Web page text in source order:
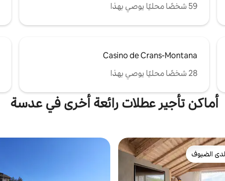
59 شخصًا محليًا يوصي بهذا
Casino de Crans-Montana
28 شخصًا محليًا يوصي بهذا
أماكن تأجير عطلات رائعة أخرى في عدسة
المفضّلة لدى الضيوف
الضيوف